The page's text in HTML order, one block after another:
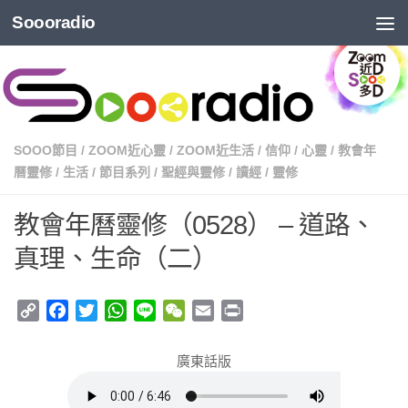
Soooradio
SOOO節目 / ZOOM近心靈 / ZOOM近生活 / 信仰 / 心靈 / 教會年
曆靈修 / 生活 / 節目系列 / 聖經與靈修 / 讀經 / 靈修
教會年曆靈修（0528） – 道路、
真理、生命（二）
Copy
Facebook
TwitterWhatsApp
Line WeChat
Email
廣東話版